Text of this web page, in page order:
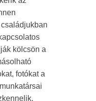
kölcsön a
fotókat a